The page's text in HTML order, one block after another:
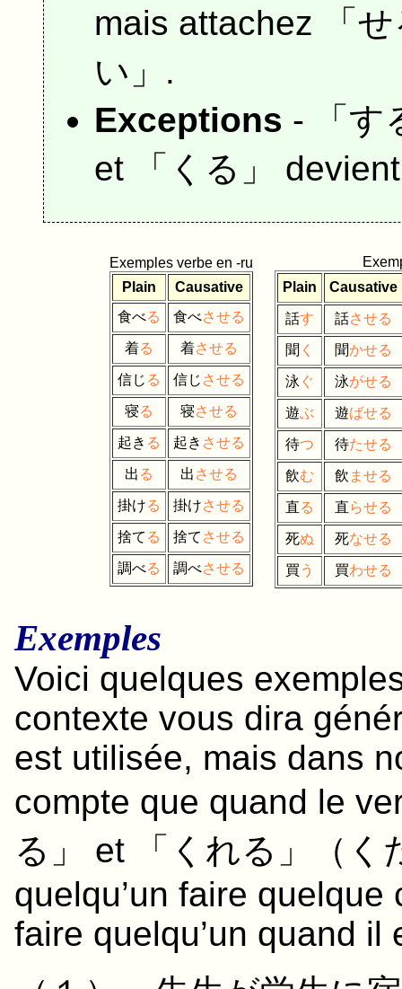
mais attachez 「
い」.
Exceptions - 「 す
et 「 くる 」
Exemples verbe en -ru
Plain
Causative
食べる 食べさせる
着る 着させる
信じ る 信じ させる
寝る 寝させる
起き る 起き させる
出 る 出 させる
掛ける 掛けさせる
捨て る 捨て させる
調べる 調べさせる
Plain
Causative
話す 話させる
聞 く 聞かせる
泳 ぐ 泳がせる
遊ぶ 遊ばせる
待つ 待たせる
飲む 飲 ませる
直る 直らせる
死ぬ 死なせる
買 う 買わせる
Exemples
Voici quelques
contexte vous dira
est utilisée, mais dans
compte que quand le
る 」 et 「 くれる 」（ く
quelqu’un faire
faire quelqu’un quand il